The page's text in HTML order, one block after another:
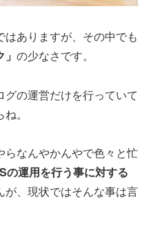
ありますが、その中でも
の少なさです。
の運営だけを行っていて
。
なんやかんやで色々と忙
の運用を行う事に対する
が、現状ではそんな事は言